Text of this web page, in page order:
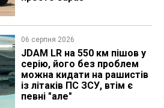
06 серпня 2026
JDAM LR на 550 км пішов у
серію, його без проблем
можна кидати на рашистів
із літаків ПС ЗСУ, втім є
певні "але"